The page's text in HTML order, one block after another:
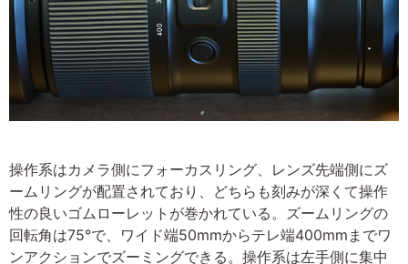
操作系はカメラ側にフォーカスリング、レンズ先端側にズ
ームリングが配置されており、どちらも刻みが深くて操作
性の良いゴムローレットが巻かれている。ズームリングの
回転角は75°で、ワイド端50mmからテレ端400mmまでワ
ンアクションでズーミングできる。操作系は左手側に集中